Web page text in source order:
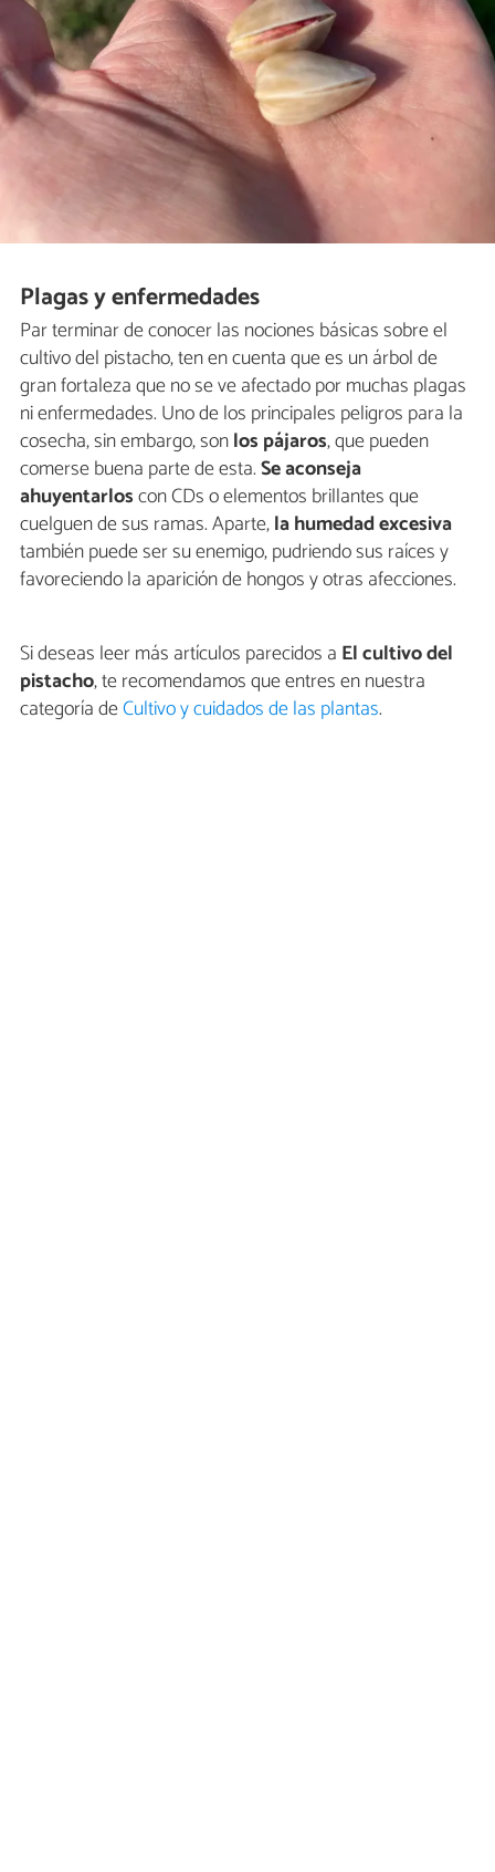
Plagas y enfermedades
Par terminar de conocer las nociones básicas sobre el
cultivo del pistacho, ten en cuenta que es un árbol de
gran fortaleza que no se ve afectado por muchas plagas
ni enfermedades. Uno de los principales peligros para la
cosecha, sin embargo, sonlos pájaros, que pueden
comerse buena parte de esta.Se aconseja
ahuyentarloscon CDs o elementos brillantes que
cuelguen de sus ramas. Aparte,la humedad excesiva
también puede ser su enemigo, pudriendo sus raíces y
favoreciendo la aparición de hongos y otras afecciones.
Si deseas leer más artículos parecidos a El cultivo del
pistacho, te recomendamos que entres en nuestra
categoría deCultivo y cuidados de las plantas.